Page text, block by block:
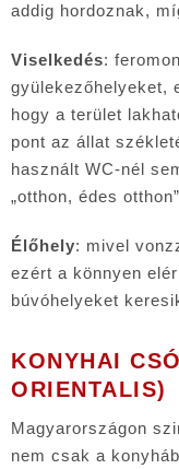
addig hordoznak,
Viselkedés:
gyülekezőhelyeket,
hogy a terület
pont az állat
használt WC-nél
„otthon, édes
Élőhely: mivel
ezért a könnyen
búvóhelyeket
KONYHAI
ORIENTALIS)
Magyarországon
nem csak a